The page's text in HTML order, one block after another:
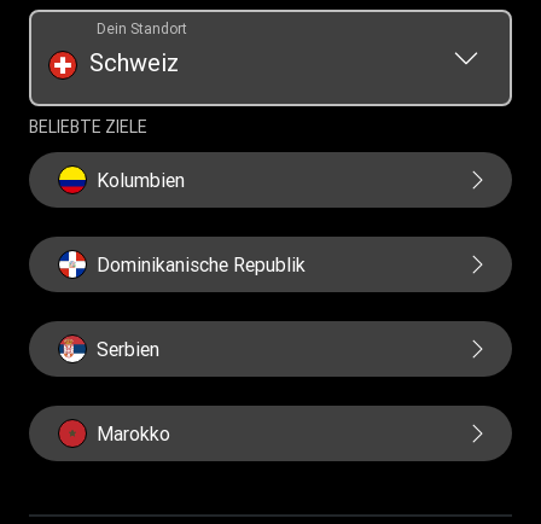
Schweiz
Dein Standort
BELIEBTE ZIELE
Kolumbien
Dominikanische Republik
Serbien
Marokko